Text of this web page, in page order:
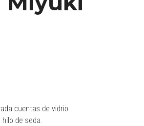
cuentas de vidrio
de seda.